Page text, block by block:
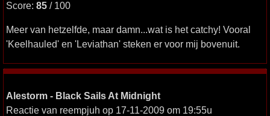
Score: 85 / 100
Meer van hetzelfde, maar damn...wat is het catchy! Vooral
'Keelhauled' en 'Leviathan' steken er voor mij bovenuit.
Alestorm - Black Sails At Midnight
Reactie van reempjuh op 17-11-2009 om 19:55u